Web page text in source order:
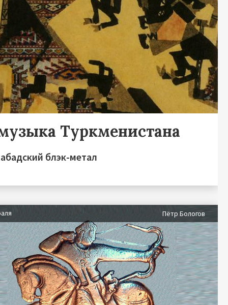
Туркменистана
блэк-метал
Пётр Бологов